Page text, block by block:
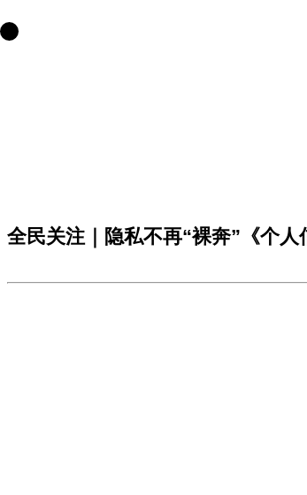
全民关注｜隐私不再“裸奔”《个人